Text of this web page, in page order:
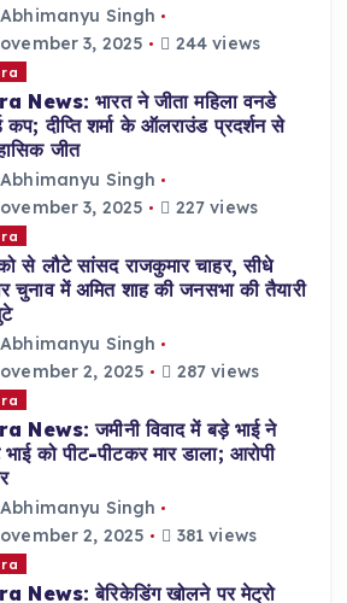
Abhimanyu Singh
3, 2025
244 views
News: भारत ने जीता महिला वनडे
कप; दीप्ति शर्मा के ऑलराउंड प्रदर्शन से
जीत
Abhimanyu Singh
3, 2025
227 views
से लौटे सांसद राजकुमार चाहर, सीधे
चुनाव में अमित शाह की जनसभा की तैयारी
Abhimanyu Singh
2, 2025
287 views
News: जमीनी विवाद में बड़े भाई ने
भाई को पीट-पीटकर मार डाला; आरोपी
Abhimanyu Singh
2, 2025
381 views
News: बेरिकेडिंग खोलने पर मेट्रो